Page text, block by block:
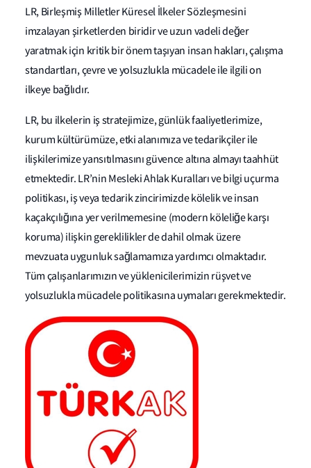
LR, Birleşmiş Milletler Küresel İlkeler Sözleşmesini
imzalayan şirketlerden biridir ve uzun vadeli değer
yaratmak için kritik bir önem taşıyan insan hakları, çalışma
standartları, çevre ve yolsuzlukla mücadele ile ilgili on
ilkeye bağlıdır.
LR, bu ilkelerin iş stratejimize, günlük faaliyetlerimize,
kurum kültürümüze, etki alanımıza ve tedarikçiler ile
ilişkilerimize yansıtılmasını güvence altına almayı taahhüt
etmektedir. LR’nin Mesleki Ahlak Kuralları ve bilgi uçurma
politikası, iş veya tedarik zincirimizde kölelik ve insan
kaçakçılığına yer verilmemesine (modern köleliğe karşı
koruma) ilişkin gereklilikler de dahil olmak üzere
mevzuata uygunluk sağlamamıza yardımcı olmaktadır.
Tüm çalışanlarımızın ve yüklenicilerimizin rüşvet ve
yolsuzlukla mücadele politikasına uymaları gerekmektedir.